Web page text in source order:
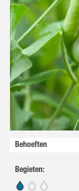
Tot je dienst
Onderneming
FR NL
Behoeften
Begieten: